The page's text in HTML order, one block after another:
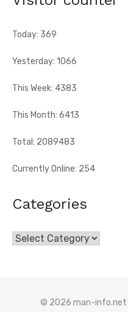
Today: 369
Yesterday: 1066
This Week: 4383
This Month: 6413
Total: 2089483
Currently Online: 254
Categories
Categories
© 2026 man-info.net